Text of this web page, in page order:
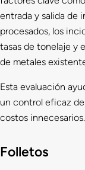
entrada y salida de
procesados, los
tasas de tonelaje y
de metales
Esta evaluación
un control eficaz
costos innecesarios.
Folletos